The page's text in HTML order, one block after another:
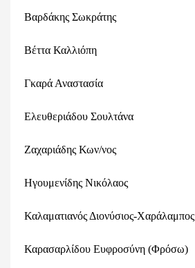
Βαρδάκης Σωκράτης
Βέττα Καλλιόπη
Γκαρά Αναστασία
Ελευθεριάδου Σουλτάνα
Ζαχαριάδης Κων/νος
Ηγουμενίδης Νικόλαος
Καλαματιανός Διονύσιος-Χαράλαμπος
Καρασαρλίδου Ευφροσύνη (Φρόσω)